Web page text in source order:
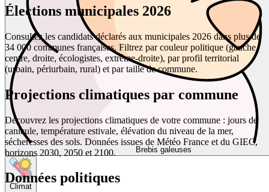
Brebis galeuses
Climat
Élections municipales 2026
Consultez les candidats déclarés aux municipales 2026 dans plus de
34 000 communes françaises. Filtrez par couleur politique (gauche,
centre, droite, écologistes, extrême-droite), par profil territorial
(urbain, périurbain, rural) et par taille de commune.
Projections climatiques par commune
Découvrez les projections climatiques de votre commune : jours de
canicule, température estivale, élévation du niveau de la mer,
sécheresses des sols. Données issues de Météo France et du GIEC,
horizons 2030, 2050 et 2100.
Données politiques